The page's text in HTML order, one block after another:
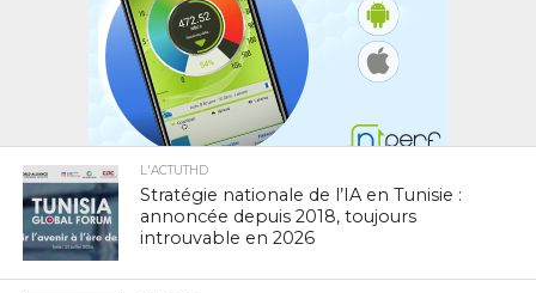
L'ACTUTHD
Stratégie nationale de l’IA en Tunisie :
annoncée depuis 2018, toujours
introuvable en 2026